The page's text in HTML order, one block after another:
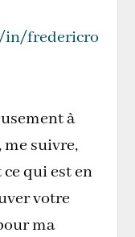
in/fredericro
à
suivre,
qui est en
votre
ma